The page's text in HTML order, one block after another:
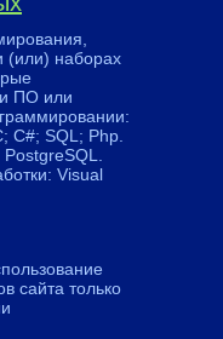
(или) наборах
ПО или
C#; SQL; Php.
Visual
сайта только